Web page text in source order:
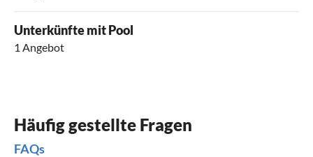
Unterkünfte mit Pool
1 Angebot
Häufig gestellte Fragen
FAQs